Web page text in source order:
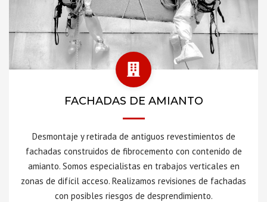
FACHADAS DE AMIANTO
Desmontaje y retirada de antiguos revestimientos de
fachadas construidos de fibrocemento con contenido de
amianto. Somos especialistas en trabajos verticales en
zonas de difícil acceso. Realizamos revisiones de fachadas
con posibles riesgos de desprendimiento.